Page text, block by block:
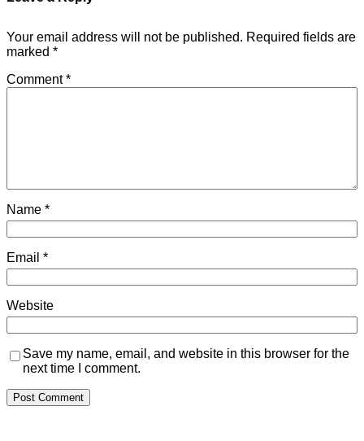
Your email address will not be published. Required fields are
marked *
Comment*
Name *
Email *
Website
Save my name, email, and website in this browser for the
next time I comment.